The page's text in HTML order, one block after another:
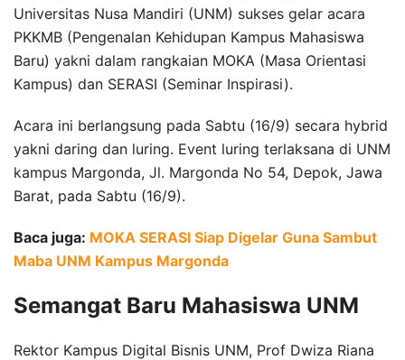
Universitas Nusa Mandiri (UNM) sukses gelar acara
PKKMB (Pengenalan Kehidupan Kampus Mahasiswa
Baru) yakni dalam rangkaian MOKA (Masa Orientasi
Kampus) dan SERASI (Seminar Inspirasi).
Acara ini berlangsung pada Sabtu (16/9) secara hybrid
yakni daring dan luring. Event luring terlaksana di UNM
kampus Margonda, Jl. Margonda No 54, Depok, Jawa
Barat, pada Sabtu (16/9).
Baca juga: MOKA SERASI Siap Digelar Guna Sambut
Maba UNM Kampus Margonda
Semangat Baru Mahasiswa UNM
Rektor Kampus Digital Bisnis UNM, Prof Dwiza Riana